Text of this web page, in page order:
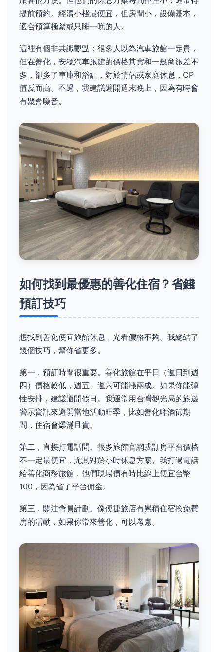
提前預約。經濟小棧最便宜，但房間小，設備基本，
適合預算極緊或只睡一晚的人。
這裡有個非共識觀點：很多人以為汽車旅館一定貴，
但在善化，安穩汽車旅館的價格其實和一般商旅差不
多，卻多了車庫和浴缸，對於情侶或家庭休息，CP
值反而高。不過，我建議避開週末晚上，因為有時會
有聚會噪音。
如何找到最優惠的善化住宿？省錢
預訂技巧
想找到善化便宜旅館休息，光看價格不夠。我總結了
幾個技巧，幫你省更多。
第一，預訂時間很重要。善化旅館在平日（週日到週
四）價格較低，週五、週六可能漲兩成。如果你能彈
性安排，建議避開假日。我通常用台灣觀光局的旅遊
警示資訊來避開當地活動旺季，比如善化啤酒節期
間，住宿會爆滿且貴。
第二，直接打電話問。很多旅館官網或訂房平台價格
不一定最便宜，尤其對於小時休息方案。我打過電話
給善化商務旅館，他們現場價有時比線上便宜台幣
100，因為省了平台佣金。
第三，關注會員計劃。像便捷旅店有累積住宿換免費
房的活動，如果你常來善化，可以考慮。